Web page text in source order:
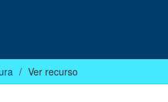
Ver recurso